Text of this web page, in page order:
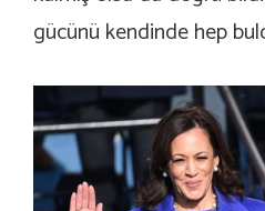
gücünü kendinde hep